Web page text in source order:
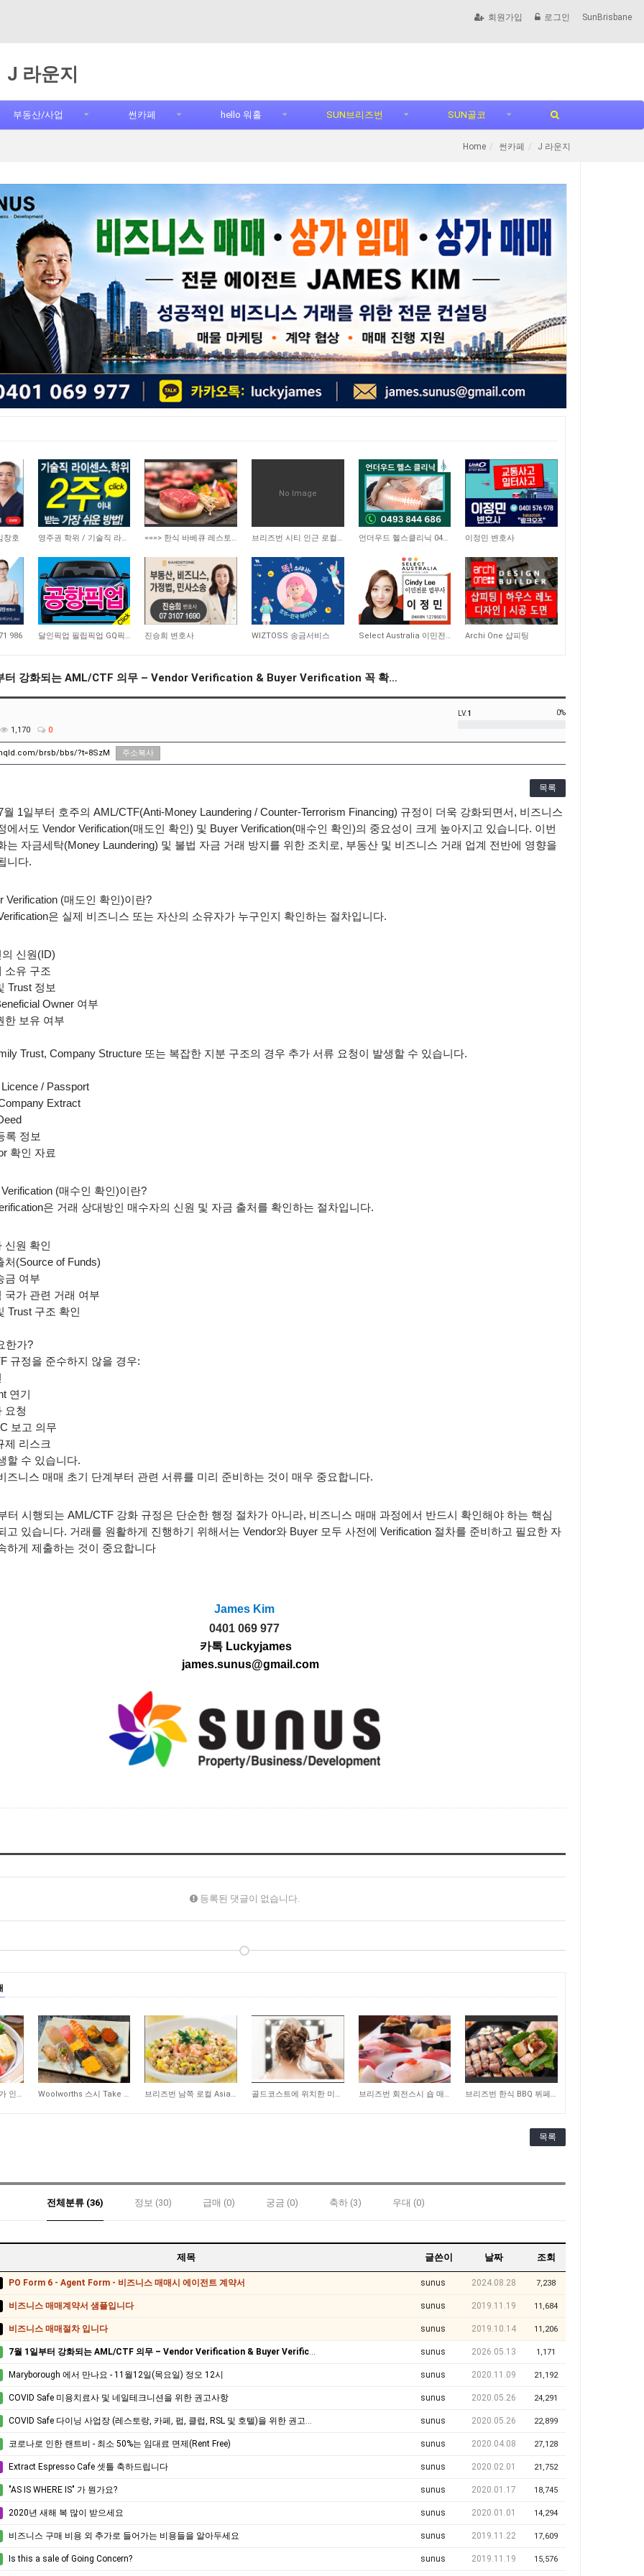
회원가입 로그인 SunBrisbane
J 라운지
부동산/사업 썬카페 hello 워홀 SUN브리즈번 SUN골코
Home 썬카페 J 라운지
창호 19,603 영주권 학위 / 기술직 라이센스 최소2주안에 받기! (요리, 페인팅, 용접, 차일드케어 등… 3,824 ===> 한식 바베큐 레스토랑 급매합니다 <===
No Image
4,040 브리즈번 시티 인근 로컬 상가에 위치한 일식당 매매 합니다 5,221 언더우드 헬스클리닉 0493 844 686 8,477
이정민 변호사
986 12,043 달인픽업 필립픽업 GQ픽업 최저가픽업 8,752
진승희 변호사 9,221
WIZTOSS 송금서비스 8,998 Select Australia 이민전문 8,656
Archi One 샵피팅
터 강화되는 AML/CTF 의무 – Vendor Verification & Buyer Verification 꼭 확…
1,170 0
LV.1 0%
brsb/bbs/?t=8SzM 주소복사
목록
월 1일부터 호주의 AML/CTF(Anti-Money Laundering / Counter-Terrorism Financing) 규정이 더욱 강화되면서 , 비즈니스
에서도 Vendor Verification(매도인 확인) 및 Buyer Verification(매수인 확인)의 중요성이 크게 높아지고 있습니다. 이번
는 자금세탁(Money Laundering) 및 불법 자금 거래 방지를 위한 조치로, 부동산 및 비즈니스 거래 업계 전반에 영향을
니다.
Verification (매도인 확인)이란?
은 실제 비즈니스 또는 자산의 소유자가 누구인지 확인하는 절차입니다.
신원 (ID)
소유 구조
Trust 정보
Owner 여부
한 보유 여부
Trust, Company Structure 또는 복잡한 지분 구조의 경우 추가 서류 요청이 발생할 수 있습니다.
/ Passport
Extract
록 정보
확인 자료
(매수인 확인)이란?
은 거래 상대방인 매수자의 신원 및 자금 출처를 확인하는 절차입니다.
신원 확인
처 (Source of Funds)
금 여부
국가 관련 거래 여부
Trust 구조 확인
한가?
규정을 준수하지 않을 경우:
연기
요청
보고 의무
제 리스크
할 수 있습니다.
즈니스 매매 초기 단계부터 관련 서류를 미리 준비하는 것이 매우 중요합니다.
터 시행되는 AML/CTF 강화 규정은 단순한 행정 절차가 아니라, 비즈니스 매매 과정에서 반드시 확인해야 하는 핵심
고 있습니다. 거래를 원활하게 진행하기 위해서는 Vendor와 Buyer 모두 사전에 Verification 절차를 준비하고 필요한 자
하게 제출하는 것이 중요합니다
James Kim
0401 069 977
카톡 Luckyjames
james.sunus@gmail.com
등록된 댓글이 없습니다.
브리즈번 서쪽 대학가 인근 일식당 매매 합니다 297 Woolworths 스시 Take Away 숍 매매합니다 278 브리즈번 남쪽 로컬 Asian 식당 매매합니다 194 골드코스트에 위치한 미용실 매매합니다 256 브리즈번 회전스시 숍 매매합니다 256 브리즈번 한식 BBQ 뷔페 레스토랑 매매합니다
목록
전체분류 (36) 정보 (30) 급매 (0) 궁금 (0) 축하 (3) 우대 (0)
제목 글쓴이 날짜 조회
PO Form 6 - Agent Form - 비즈니스 매매시 에이전트 계약서 sunus 2024.08.28 7,238
비즈니스 매매계약서 샘플입니다 sunus 2019.11.19 11,684
비즈니스 매매절차 입니다 sunus 2019.10.14 11,206
7월 1일부터 강화되는 AML/CTF 의무 – Vendor Verification & Buyer Verification 꼭 확인하세요. sunus 2026.05.13 1,171
Maryborough 에서 만나요 - 11월12일(목요일) 정오 12시 sunus 2020.11.09 21,192
COVID Safe 미용치료사 및 네일테크니션을 위한 권고사항 sunus 2020.05.26 24,291
COVID Safe 다이닝 사업장 (레스토랑, 카페, 펍, 클럽, RSL 및 호텔)을 위한 권고사항. sunus 2020.05.26 22,899
코로나로 인한 랜트비 - 최소 50%는 임대료 면제(Rent Free) sunus 2020.04.08 27,128
Extract Espresso Cafe 셋틀 축하드립니다 sunus 2020.02.01 21,752
"AS IS WHERE IS" 가 뭔가요? sunus 2020.01.17 18,745
2020년 새해 복 많이 받으세요 sunus 2020.01.01 14,294
비즈니스 구매 비용 외 추가로 들어가는 비용들을 알아두세요 sunus 2019.11.22 17,609
Is this a sale of Going Concern? sunus 2019.11.19 15,576